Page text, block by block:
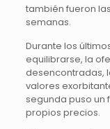
también fueron
semanas.
Durante los
equilibrarse, la
desencontradas,
valores
segunda puso un
propios precios.